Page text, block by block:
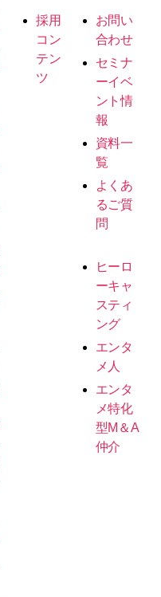
採用
コン
テン
ツ
お問い
合わせ
セミナ
ーイベ
ント情
報
資料一
覧
よくあ
るご質
問
ヒーロ
ーキャ
スティ
ング
エンタ
メ人
エンタ
メ特化
型M＆A
仲介